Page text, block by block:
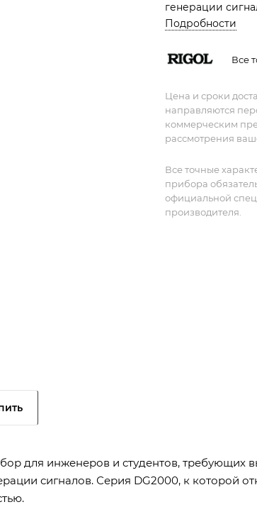
генерации
ничего другого,
Подробности
Все
Цена и сроки
направляются
коммерческим
рассмотрения
Все точные
прибора
официальной
производителя.
для инженеров и студентов, требующих
сигналов. Серия DG2000, к которой